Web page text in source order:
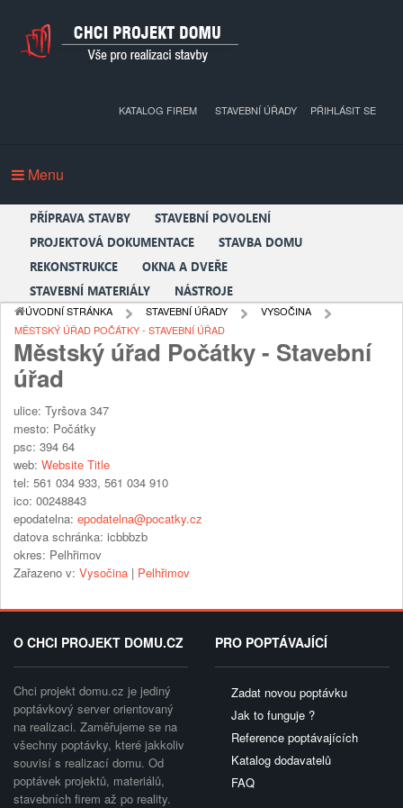
PŘIHLÁSIT SE
KATALOG FIREM STAVEBNÍ ÚŘADY
Menu
PŘÍPRAVA STAVBY
STAVEBNÍ POVOLENÍ
PROJEKTOVÁ DOKUMENTACE
STAVBA DOMU
REKONSTRUKCE
OKNA A DVEŘE
STAVEBNÍ MATERIÁLY
NÁSTROJE
ÚVODNÍ STRÁNKA STAVEBNÍ ÚŘADY
VYSOČINA
MĚSTSKÝ ÚŘAD POČÁTKY - STAVEBNÍ ÚŘAD
Městský úřad Počátky - Stavební
úřad
ulice: Tyršova 347
mesto: Počátky
psc: 394 64
web: Website Title
tel: 561 034 933, 561 034 910
ico: 00248843
epodatelna: epodatelna@pocatky.cz
datova schránka: icbbbzb
okres: Pelhřimov
Zařazeno v: Vysočina | Pelhřimov
O CHCI PROJEKT DOMU.CZ
Chci projekt domu.cz je jediný
poptávkový server orientovaný
na realizaci. Zaměřujeme se na
všechny poptávky, které jakkoliv
souvisí s realizací domu. Od
poptávek projektů, materiálů,
stavebních firem až po reality.
PRO POPTÁVAJÍCÍ
Zadat novou poptávku
Jak to funguje ?
Reference poptávajících
Katalog dodavatelů
FAQ